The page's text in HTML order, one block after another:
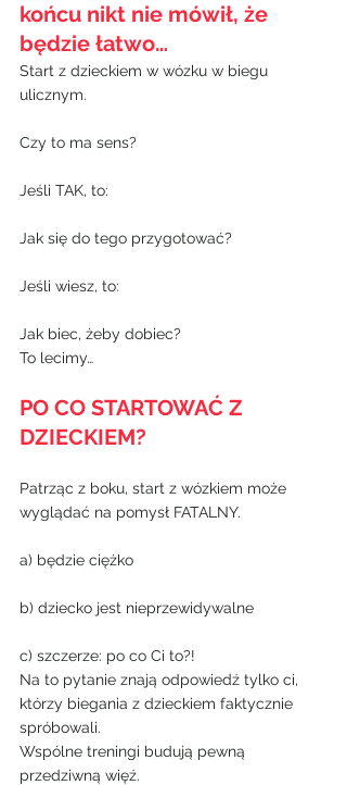
końcu nikt nie mówił, że
będzie łatwo…
Start z dzieckiem w wózku w biegu
ulicznym.
Czy to ma sens?
Jeśli TAK, to:
Jak się do tego przygotować?
Jeśli wiesz, to:
Jak biec, żeby dobiec?
To lecimy…
PO CO STARTOWAĆ Z
DZIECKIEM?
Patrząc z boku, start z wózkiem może
wyglądać na pomysł FATALNY.
a) będzie ciężko
b) dziecko jest nieprzewidywalne
c) szczerze: po co Ci to?!
Na to pytanie znają odpowiedź tylko ci,
którzy biegania z dzieckiem faktycznie
spróbowali.
Wspólne treningi budują pewną
przedziwną więź.